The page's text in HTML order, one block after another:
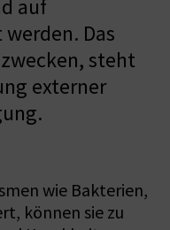
auf
Das
steht
externer
wie Bakterien,
können sie zu